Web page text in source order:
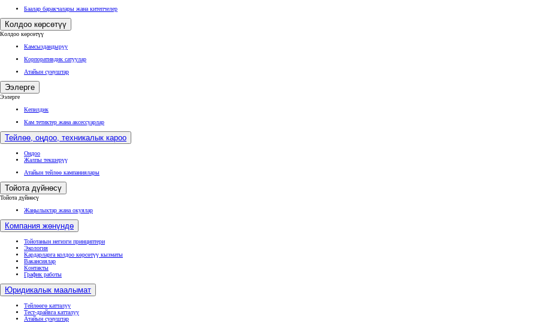
Баалар баракчалары жана китепчелер
Колдоо көрсөтүү
Колдоо көрсөтүү
Камсыздандыруу
Корпоративдик сатуулар
Атайын сунуштар
Ээлерге
Ээлерге
Кепилдик
Кам тетиктер жана аксессуарлар
Тейлөө, оңдоо, техникалык кароо
Оңдоо
Жалпы текшерүү
Атайын тейлөө кампаниялары
Тойота дүйнөсү
Тойота дүйнөсү
Жаңылыктар жана окуялар
Компания жөнүндө
Тойотанын негизги принциптери
Экология
Кардарларга колдоо көрсөтүү кызматы
Вакансиялар
Контакты
График работы
Юридикалык маалымат
Тейлөөгө катталуу
Тест-драйвга катталуу
Атайын сунуштар